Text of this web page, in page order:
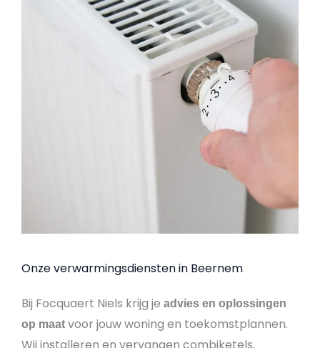
Onze verwarmingsdiensten in Beernem
Bij Focquaert Niels krijg je advies en oplossingen
op maat voor jouw woning en toekomstplannen.